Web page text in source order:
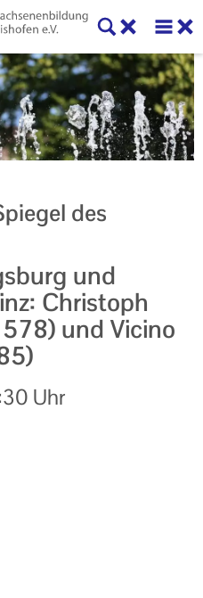
des
und
Christoph
und Vicino
Uhr
Wörishofen